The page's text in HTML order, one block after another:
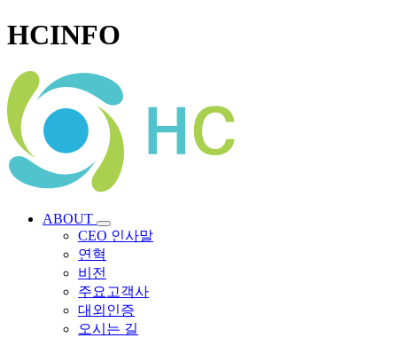
HCINFO
ABOUT
CEO 인사말
연혁
비전
주요고객사
대외인증
오시는 길